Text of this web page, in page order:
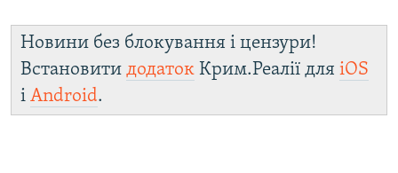
Новини без блокування і цензури!
Встановити додаток Крим.Реалії для iOS
і Android.